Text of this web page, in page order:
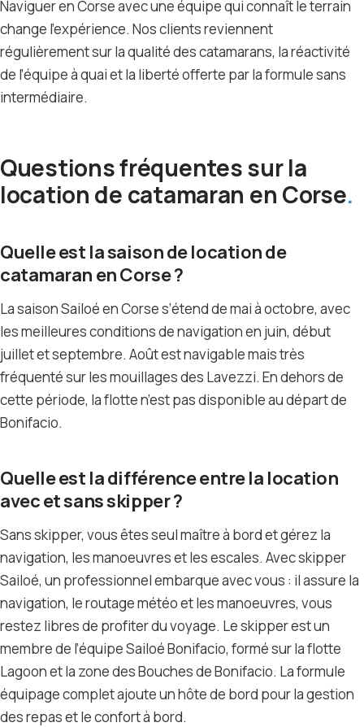
Naviguer en Corse avec une équipe qui connaît le terrain
change l’expérience. Nos clients reviennent
régulièrement sur la qualité des catamarans, la réactivité
de l’équipe à quai et la liberté offerte par la formule sans
intermédiaire.
Questions fréquentes sur la
location de catamaran en Corse
Quelle est la saison de location de
catamaran en Corse ?
La saison Sailoé en Corse s’étend de mai à octobre, avec
les meilleures conditions de navigation en juin, début
juillet et septembre. Août est navigable mais très
fréquenté sur les mouillages des Lavezzi. En dehors de
cette période, la flotte n’est pas disponible au départ de
Bonifacio.
Quelle est la différence entre la location
avec et sans skipper ?
Sans skipper, vous êtes seul maître à bord et gérez la
navigation, les manoeuvres et les escales. Avec skipper
Sailoé, un professionnel embarque avec vous : il assure la
navigation, le routage météo et les manoeuvres, vous
restez libres de profiter du voyage. Le skipper est un
membre de l’équipe Sailoé Bonifacio, formé sur la flotte
Lagoon et la zone des Bouches de Bonifacio. La formule
équipage complet ajoute un hôte de bord pour la gestion
des repas et le confort à bord.